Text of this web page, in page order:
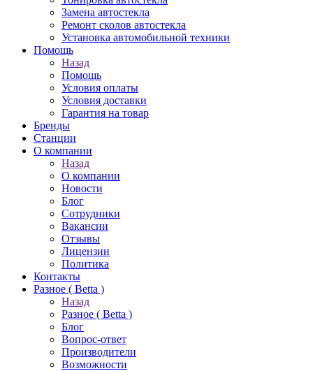
Замена автостекла
Ремонт сколов автостекла
Установка автомобильной техники
Помощь
Назад
Помощь
Условия оплаты
Условия доставки
Гарантия на товар
Бренды
Станции
О компании
Назад
О компании
Новости
Блог
Сотрудники
Вакансии
Отзывы
Лицензии
Политика
Контакты
Разное ( Betta )
Назад
Разное ( Betta )
Блог
Вопрос-ответ
Производители
Возможности